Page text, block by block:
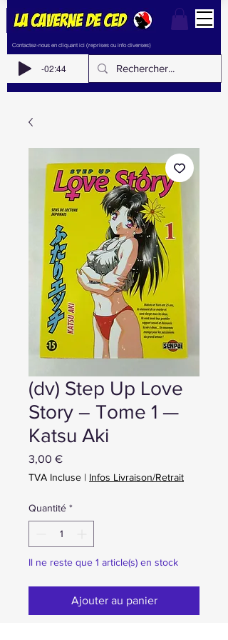
Contactez-nous en cliquant ici (reprises ou info diverses)
-02:44
(dv) Step Up Love
Story – Tome 1 —
Katsu Aki
3,00 €Prix
TVA Incluse | Infos Livraison/Retrait
Quantité *
Il ne reste que 1 article(s) en stock
Ajouter au panier